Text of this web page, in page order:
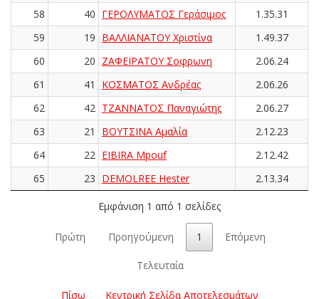
58
40 ΓΕΡΟΛΥΜΑΤΟΣ Γεράσιμος
1.35.31
59
19 ΒΑΛΛΙΑΝΑΤΟΥ Χριστίνα
1.49.37
60
20 ΖΑΦΕΙΡΑΤΟΥ Σοφρωνη
2.06.24
61
41 ΚΟΣΜΑΤΟΣ Ανδρέας
2.06.26
62
42 ΤΖΑΝΝΑΤΟΣ Παναγιώτης
2.06.27
63
21 ΒΟΥΤΣΙΝΑ Αμαλία
2.12.23
64
22 EIBIRA Mpouf
2.12.42
65
23 DEMOLREE Hester 2.13.34
Εμφάνιση 1 από 1 σελίδες
Πρώτη Προηγούμενη 1 Επόμενη
Τελευταία
Πίσω Κεντρική Σελίδα Αποτελεσμάτων